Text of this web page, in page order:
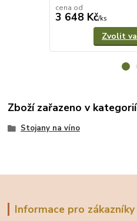
cena od
3 648 Kč/ks
Zvolit
Zboží zařazeno v
Stojany na víno
Informace pro zákazníky